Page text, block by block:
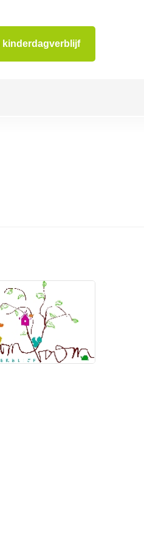
kinderdagverblijf